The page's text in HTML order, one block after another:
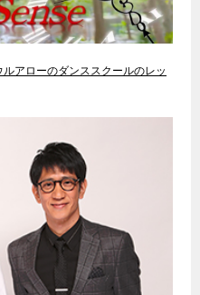
アローのダンススクールのレッ